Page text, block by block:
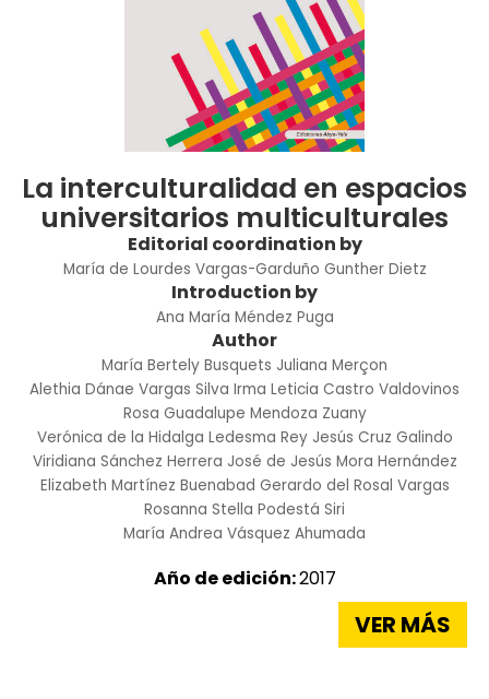
La interculturalidad en espacios
universitarios multiculturales
Editorial coordination by
María de Lourdes Vargas-Garduño Gunther Dietz
Introduction by
Ana María Méndez Puga
Author
María Bertely Busquets Juliana Merçon
Alethia Dánae Vargas Silva Irma Leticia Castro Valdovinos
Rosa Guadalupe Mendoza Zuany
Verónica de la Hidalga Ledesma Rey Jesús Cruz Galindo
Viridiana Sánchez Herrera José de Jesús Mora Hernández
Elizabeth Martínez Buenabad Gerardo del Rosal Vargas
Rosanna Stella Podestá Siri
María Andrea Vásquez Ahumada
Año de edición:2017
VER MÁS